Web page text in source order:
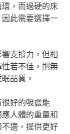
，而過硬的床
此需要選擇一
支撐力，但相
若不佳，則無
品質。
好的吸震能
人體的重量和
適，提供更好